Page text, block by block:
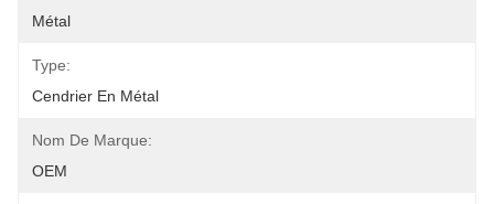
Métal
Type:
Cendrier En Métal
Nom De Marque:
OEM